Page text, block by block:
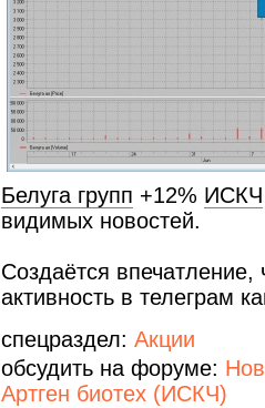
Белуга групп +12% ИСКЧ
видимых новостей.
Создаётся впечатление,
активность в телеграм
спецраздел: Акции
обсудить на форуме:
Артген биотех (ИСКЧ)